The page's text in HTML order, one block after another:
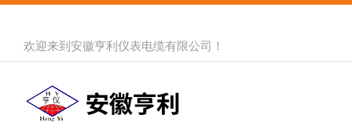
欢迎来到 安徽亨利仪表电缆有限公司 ！